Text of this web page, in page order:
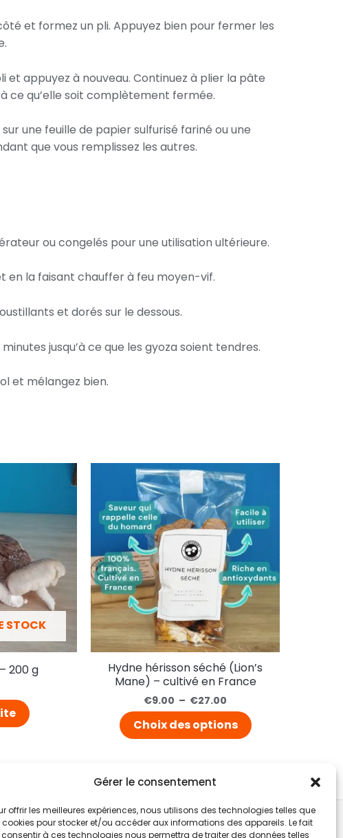
Gérer le consentement
offrir les meilleures expériences, nous utilisons des technologies telles que
cookies pour stocker et/ou accéder aux informations des appareils. Le fait
à ces technologies nous permettra de traiter des données telles
et formez un pli. Appuyez bien pour fermer les
et appuyez à nouveau. Continuez à plier la pâte
ce qu’elle soit complètement fermée.
une feuille de papier sulfurisé fariné ou une
que vous remplissez les autres.
ou congelés pour une utilisation ultérieure.
en la faisant chauffer à feu moyen-vif.
et dorés sur le dessous.
jusqu’à ce que les gyoza soient tendres.
et mélangez bien.
STOCK
200 g
Hydne hérisson séché (Lion’s
Mane) – cultivé en France
€9.00 – €27.00
Choix des options